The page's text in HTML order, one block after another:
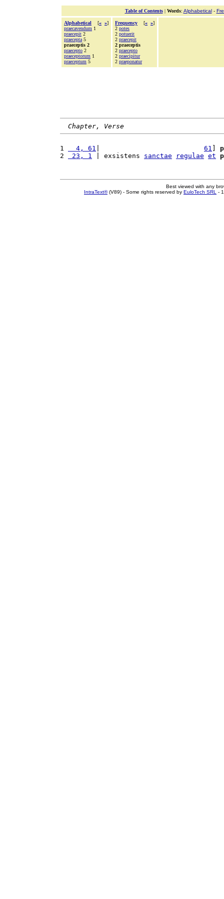
Table of Contents| Words: Alphabetical-
Alphabetical [« »]
praecavendum 1
praecepit 2
praecepta 5
praeceptis 2
praecepto 2
praeceptorum 1
praeceptum 5
Frequency [« »]
2 potes
2 potuerit
2 praecepit
2 praeceptis
2 praecepto
2 praecipitur
2 praeponatur
Chapter, Verse
1
  4, 61
61
2
23, 1 | exsistens sanctae regulae et
Best viewed with any
IntraText®(V89) - Some rights reserved by EuloTech SRL -